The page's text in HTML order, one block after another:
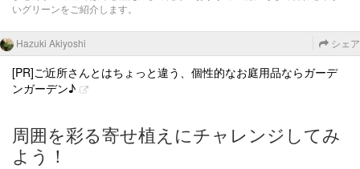
いグリーンをご紹介します。
Hazuki Akiyoshi シェア
[PR]ご近所さんとはちょっと違う、個性的なお庭用品ならガーデ
ンガーデン♪
周囲を彩る寄せ植えにチャレンジしてみ
よう！